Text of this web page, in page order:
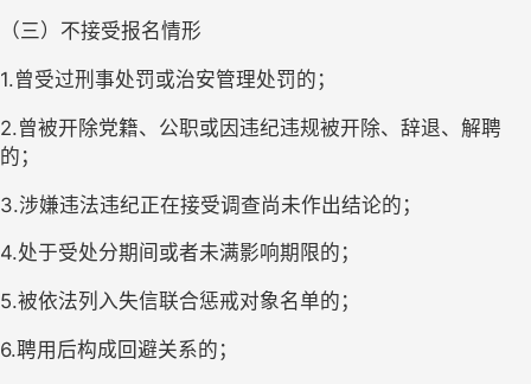
（三）不接受报名情形
1.曾受过刑事处罚或治安管理处罚的；
2.曾被开除党籍、公职或因违纪违规被开除、辞退、解聘
的；
3.涉嫌违法违纪正在接受调查尚未作出结论的；
4.处于受处分期间或者未满影响期限的；
5.被依法列入失信联合惩戒对象名单的；
6.聘用后构成回避关系的；